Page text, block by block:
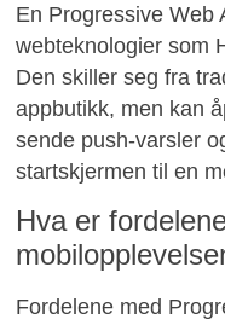
En Progressive Web
webteknologier som
Den skiller seg fra
appbutikk, men kan
sende push-varsler
startskjermen til en
Hva er
Fordelene med